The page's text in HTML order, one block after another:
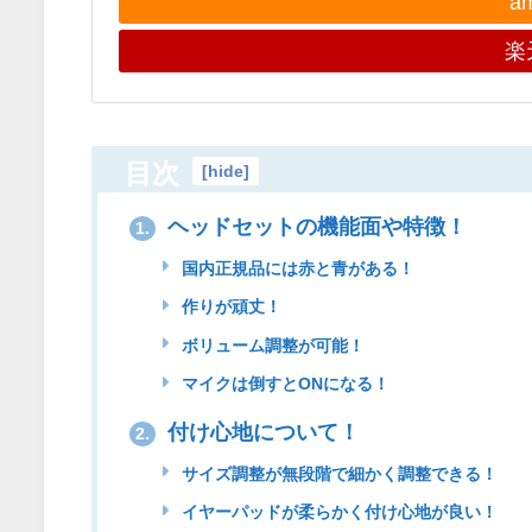
楽
目次 [ hide]
1. ヘッドセットの機能面や特徴！
国内正規品には赤と青がある！
作りが頑丈！
ボリューム調整が可能！
マイクは倒すとONになる！
2. 付け心地について！
サイズ調整が無段階で細かく調整できる！
イヤーパッドが柔らかく付け心地が良い！